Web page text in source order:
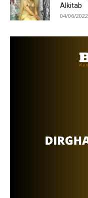
Alkitab
04/06/2022